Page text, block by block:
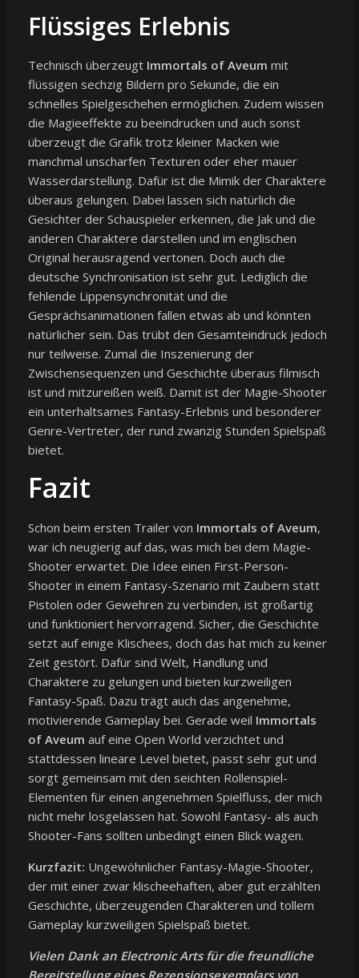
Flüssiges Erlebnis
Technisch überzeugt Immortals of Aveum mit
flüssigen sechzig Bildern pro Sekunde, die ein
schnelles Spielgeschehen ermöglichen. Zudem wissen
die Magieeffekte zu beeindrucken und auch sonst
überzeugt die Grafik trotz kleiner Macken wie
manchmal unscharfen Texturen oder eher mauer
Wasserdarstellung. Dafür ist die Mimik der Charaktere
überaus gelungen. Dabei lassen sich natürlich die
Gesichter der Schauspieler erkennen, die Jak und die
anderen Charaktere darstellen und im englischen
Original herausragend vertonen. Doch auch die
deutsche Synchronisation ist sehr gut. Lediglich die
fehlende Lippensynchronität und die
Gesprächsanimationen fallen etwas ab und könnten
natürlicher sein. Das trübt den Gesamteindruck jedoch
nur teilweise. Zumal die Inszenierung der
Zwischensequenzen und Geschichte überaus filmisch
ist und mitzureißen weiß. Damit ist der Magie-Shooter
ein unterhaltsames Fantasy-Erlebnis und besonderer
Genre-Vertreter, der rund zwanzig Stunden Spielspaß
bietet.
Fazit
Schon beim ersten Trailer von Immortals of Aveum,
war ich neugierig auf das, was mich bei dem Magie-
Shooter erwartet. Die Idee einen First-Person-
Shooter in einem Fantasy-Szenario mit Zaubern statt
Pistolen oder Gewehren zu verbinden, ist großartig
und funktioniert hervorragend. Sicher, die Geschichte
setzt auf einige Klischees, doch das hat mich zu keiner
Zeit gestört. Dafür sind Welt, Handlung und
Charaktere zu gelungen und bieten kurzweiligen
Fantasy-Spaß. Dazu trägt auch das angenehme,
motivierende Gameplay bei. Gerade weil Immortals
of Aveum auf eine Open World verzichtet und
stattdessen lineare Level bietet, passt sehr gut und
sorgt gemeinsam mit den seichten Rollenspiel-
Elementen für einen angenehmen Spielfluss, der mich
nicht mehr losgelassen hat. Sowohl Fantasy- als auch
Shooter-Fans sollten unbedingt einen Blick wagen.
Kurzfazit: Ungewöhnlicher Fantasy-Magie-Shooter,
der mit einer zwar klischeehaften, aber gut erzählten
Geschichte, überzeugenden Charakteren und tollem
Gameplay kurzweiligen Spielspaß bietet.
Vielen Dank an Electronic Arts für die freundliche